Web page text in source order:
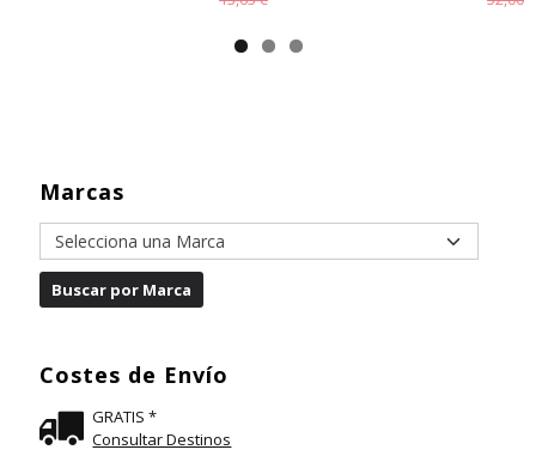
Marcas
Costes de Envío
GRATIS *
Consultar Destinos